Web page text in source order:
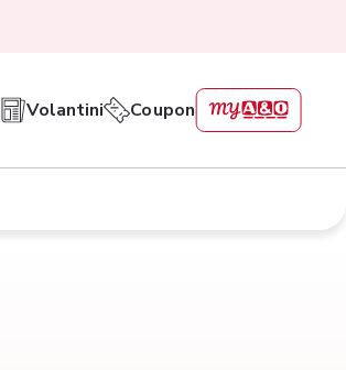
Volantini Coupon